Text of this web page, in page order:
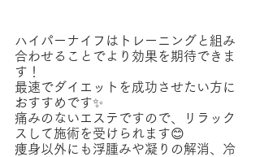
ハイパーナイフはトレーニングと組み
合わせることでより効果を期待できま
す！
最速でダイエットを成功させたい方に
おすすめです✨
痛みのないエステですので、リラック
スして施術を受けられます😊
痩身以外にも浮腫みや凝りの解消、冷